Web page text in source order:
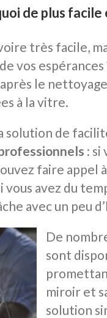
de plus facile
très facile,
vos
le
à la vitre.
solution de
: si
faire appel à
vous avez du
avec un peu
De
sont
miroir et
solution